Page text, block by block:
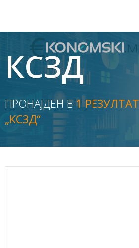
АКТУЕЛНО
ЕКОНОМИЈА
ФИНАНСИИ
БАНКАРСТВО
ЖИВОТ
КСЗД
ПРОНАЈДЕН Е1 РЕЗУЛТАТ
„КСЗД“